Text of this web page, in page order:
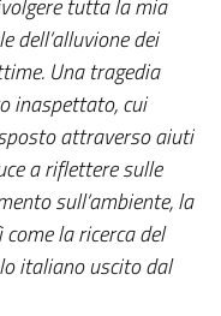
tutta la mia
dell’alluvione dei
Una tragedia
inaspettato, cui
attraverso aiuti
a riflettere sulle
sull’ambiente, la
la ricerca del
italiano uscito dal